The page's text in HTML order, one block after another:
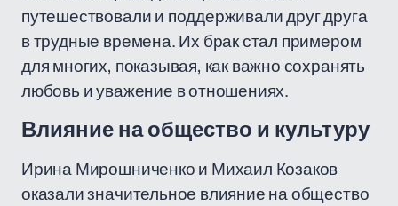
путешествовали и поддерживали друг друга
в трудные времена. Их брак стал примером
для многих, показывая, как важно сохранять
любовь и уважение в отношениях.
Влияние на общество и культуру
Ирина Мирошниченко и Михаил Козаков
оказали значительное влияние на общество